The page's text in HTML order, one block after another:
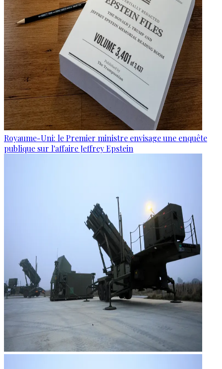
Royaume-Uni: le Premier ministre envisage une enquête
publique sur l'affaire Jeffrey Epstein